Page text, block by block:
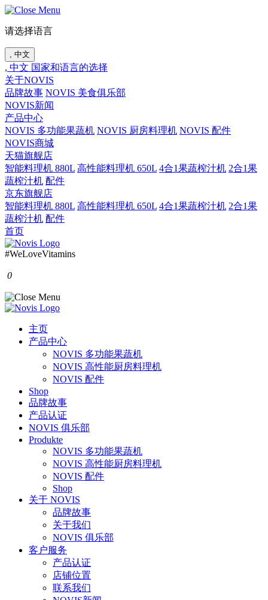
请选择语言
, 中文
, 中文 国家和语言的选择
关于NOVIS
品牌故事 NOVIS 美食俱乐部
NOVIS新闻
产品中心
NOVIS 多功能果蔬机 NOVIS 厨房料理机 NOVIS 配件
NOVIS商城
天猫旗舰店
智能料理机 880L 高性能料理机 650L 4合1果蔬榨汁机 2合1果
蔬榨汁机 配件
京东旗舰店
智能料理机 880L 高性能料理机 650L 4合1果蔬榨汁机 2合1果
蔬榨汁机 配件
首页
#WeLoveVitamins
0
主页
产品中心
NOVIS 多功能果蔬机
NOVIS 高性能厨房料理机
NOVIS 配件
Shop
品牌故事
产品认证
NOVIS 俱乐部
Produkte
NOVIS 多功能果蔬机
NOVIS 高性能厨房料理机
NOVIS 配件
Shop
关于 NOVIS
品牌故事
关于我们
NOVIS 俱乐部
客户服务
产品认证
店铺位置
联系我们